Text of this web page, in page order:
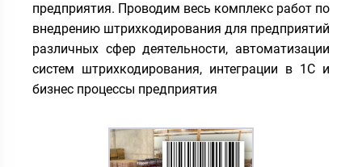
предприятия. Проводим весь комплекс работ по
внедрению штрихкодирования для предприятий
различных сфер деятельности, автоматизации
систем штрихкодирования, интеграции в 1С и
бизнес процессы предприятия